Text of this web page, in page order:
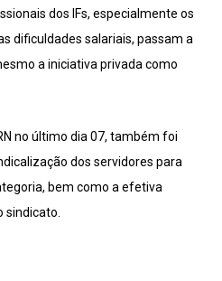
dos IFs, especialmente os
dificuldades salariais, passam a
a iniciativa privada como
no último dia 07, também foi
dos servidores para
bem como a efetiva
sindicato.